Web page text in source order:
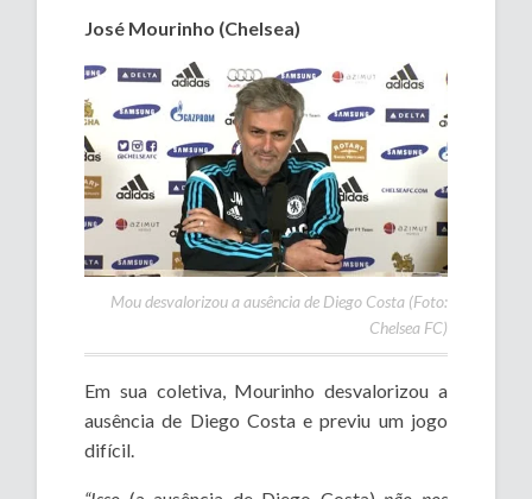
José Mourinho (Chelsea)
Mou desvalorizou a ausência de Diego Costa (Foto:
Chelsea FC)
Em sua coletiva, Mourinho desvalorizou a
ausência de Diego Costa e previu um jogo
difícil.